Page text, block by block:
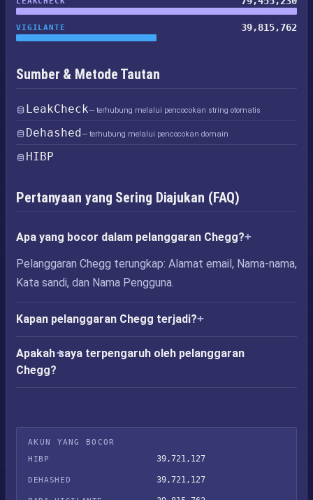
VIGILANTE 39,815,762
Sumber & Metode Tautan
LeakCheck— terhubung melalui pencocokan string otomatis
Dehashed— terhubung melalui pencocokan domain
HIBP
Pertanyaan yang Sering Diajukan (FAQ)
Apa yang bocor dalam pelanggaran Chegg?
Pelanggaran Chegg terungkap: Alamat email, Nama-nama,
Kata sandi, dan Nama Pengguna.
Kapan pelanggaran Chegg terjadi?
Apakah saya terpengaruh oleh pelanggaran
Chegg?
AKUN YANG BOCOR
HIBP
39,721,127
DEHASHED 39,721,127